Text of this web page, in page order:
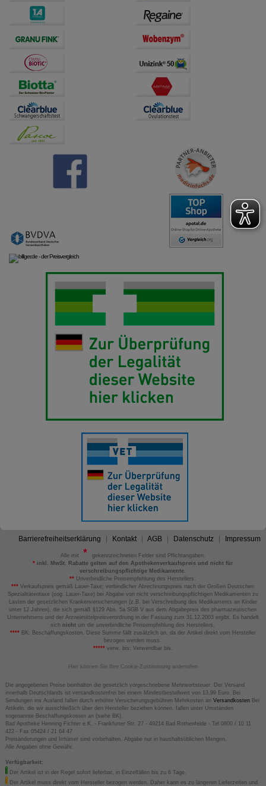
Barrierefreiheitserklärung Kontakt AGB Datenschutz Impressum
Alle mit
gekennzeichneten Felder sind Pflichtangaben.
*inkl. MwSt. Rabatte gelten auf den Apothekenverkaufspreis und nicht für
verschreibungspflichtige Medikamente.
** Unverbindliche Preisempfehlung des Herstellers.
*** Verkaufspreis gemäß Lauer-Taxe; verbindlicher Abrechnungspreis nach der Großen Deutschen
Spezialitätentaxe (sog. Lauer-Taxe) bei Abgabe von nicht verschreibungspflichtigen Medikamenten zu
Lasten der gesetzlichen Krankenversicherungen (z.B. bei Verschreibung des Medikaments an Kinder
unter 12 Jahren), die sich gemäß §129 Abs. 5a SGB V aus dem Abgabepreis des pharmazeutischen
Unternehmens und der Arzneimittelpreisverordnung in der Fassung zum 31.12.2003 ergibt. Es handelt
sich nicht um die unverbindliche Preisempfehlung des Herstellers.
****BK: Beschaffungskosten. Diese Summe fällt zusätzlich an, da der Artikel direkt vom Hersteller
bezogen werden muss.
*****verw. bis: Verwendbar bis.
Hier können Sie Ihre Cookie-Zustimmung widerrufen
Die angegebenen Preise beinhalten die gesetzlich vorgeschriebene Mehrwertsteuer. Der Versand
innerhalb Deutschlands ist versandkostenfrei bei einem Mindestbestellwert von 13,99 Euro. Bei
Sendungen ins Ausland fallen durch erhöhte Versicherungsgebühren Mehrkosten an VersandkostenBei
Artikeln, die wir ausschließlich über den Hersteller beziehen können, fallen unter Umständen
sogenannte Beschaffungskosten an (siehe BK).
Bad Apotheke Henning Fichter e.K. - Frankfurter Str. 27 - 49214 Bad Rothenfelde - Tel 0800 / 10 11
422 - Fax 05424 / 21 64 47
Preisänderungen und Irrtümer sind vorbehalten. Abgabe nur in haushaltsüblichen Mengen.
Alle Angaben ohne Gewähr.
Verfügbarkeit:
Der Artikel ist in der Regel sofort lieferbar, in Einzelfällen bis zu 6 Tage.
Der Artikel muss direkt vom Hersteller bezogen werden. Daher kann es zu längeren Lieferzeiten und